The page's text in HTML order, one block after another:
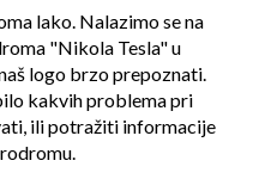
lako. Nalazimo se na
"Nikola Tesla" u
logo brzo prepoznati.
kakvih problema pri
ili potražiti informacije